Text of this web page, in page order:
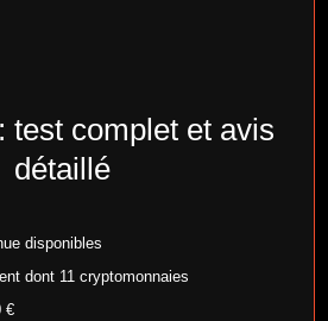
test complet et avis
détaillé
disponibles
dont 11 cryptomonnaies
€